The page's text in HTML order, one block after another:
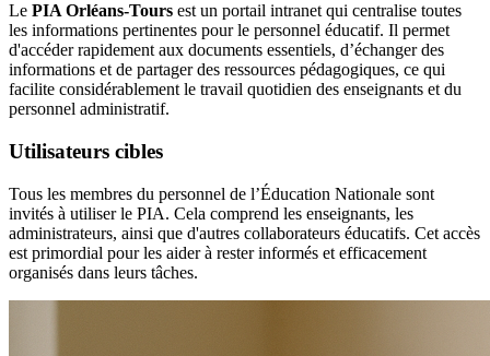
Le PIA Orléans-Tours est un portail intranet qui centralise toutes
les informations pertinentes pour le personnel éducatif. Il permet
d'accéder rapidement aux documents essentiels, d’échanger des
informations et de partager des ressources pédagogiques, ce qui
facilite considérablement le travail quotidien des enseignants et du
personnel administratif.
Utilisateurs cibles
Tous les membres du personnel de l’Éducation Nationale sont
invités à utiliser le PIA. Cela comprend les enseignants, les
administrateurs, ainsi que d'autres collaborateurs éducatifs. Cet accès
est primordial pour les aider à rester informés et efficacement
organisés dans leurs tâches.